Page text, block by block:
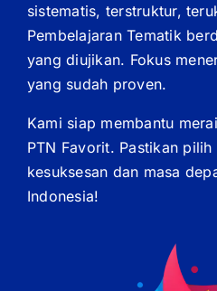
sistematis, terstruktur,
Pembelajaran Tematik
yang diujikan. Fokus
yang sudah proven.
Kami siap membantu
PTN Favorit. Pastikan
kesuksesan dan masa
Indonesia!